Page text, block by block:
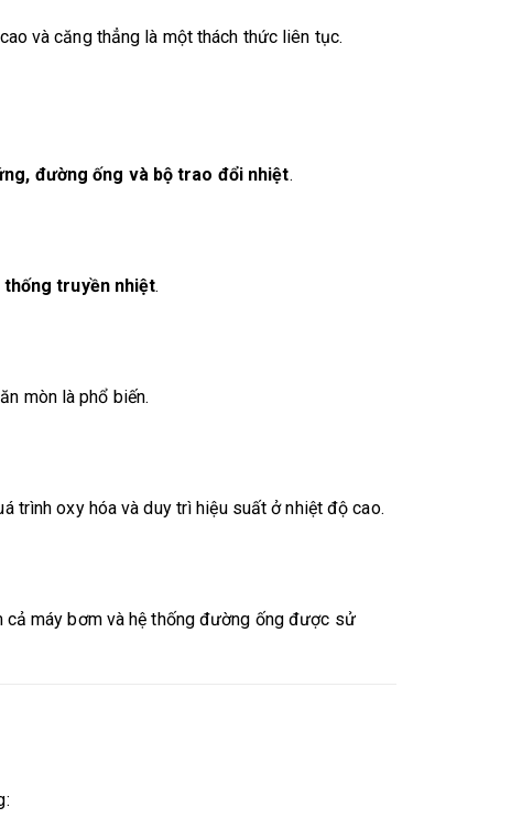
và căng thẳng là một thách thức liên tục.
đường ống và bộ trao đổi nhiệt.
thống truyền nhiệt.
mòn là phổ biến.
trình oxy hóa và duy trì hiệu suất ở nhiệt độ cao.
cả máy bơm và hệ thống đường ống được sử